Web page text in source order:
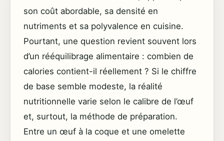
son coût abordable, sa densité en
nutriments et sa polyvalence en cuisine.
Pourtant, une question revient souvent lors
d’un rééquilibrage alimentaire : combien de
calories contient-il réellement ? Si le chiffre
de base semble modeste, la réalité
nutritionnelle varie selon le calibre de l’œuf
et, surtout, la méthode de préparation.
Entre un œuf à la coque et une omelette